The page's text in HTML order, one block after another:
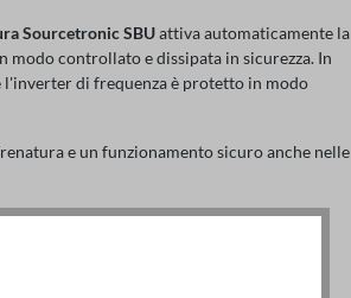
Sourcetronic SBUattiva automaticamente la
modo controllato e dissipata in sicurezza. In
di frequenza è protetto in modo
e un funzionamento sicuro anche nelle